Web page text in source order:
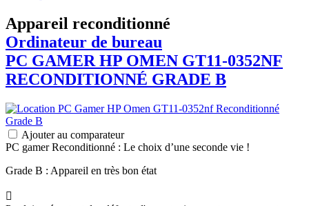
Appareil reconditionné
Ordinateur de bureau
PC GAMER HP OMEN GT11-0352NF
RECONDITIONNÉ GRADE B
Ajouter au comparateur
PC gamer Reconditionné : Le choix d’une seconde vie !
Grade B : Appareil en très bon état
